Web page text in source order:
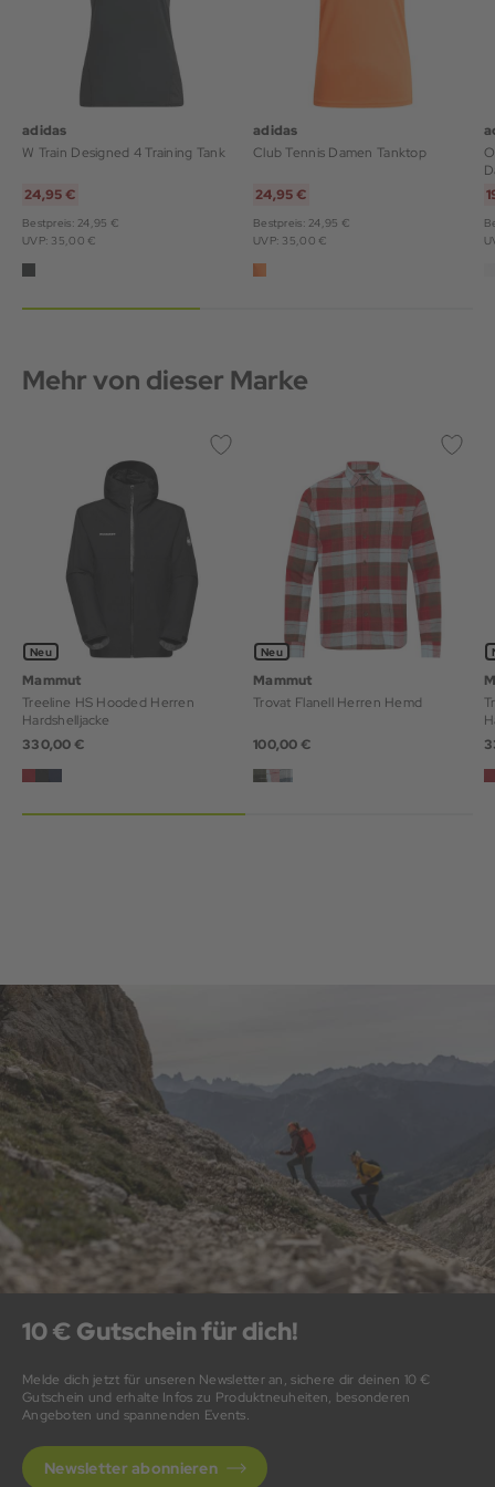
adidas
W Train Designed 4 Training Tank
24,95 €
Bestpreis: 24,95 €
UVP: 35,00 €
adidas
Club Tennis Damen Tanktop
24,95 €
Bestpreis: 24,95 €
UVP: 35,00 €
Mehr von dieser Marke
Neu
Mammut
Treeline HS Hooded Herren
Hardshelljacke
330,00 €
Neu
Mammut
Trovat Flanell Herren Hemd
100,00 €
10 € Gutschein für dich!
Melde dich jetzt für unseren Newsletter an, sichere dir deinen 10 €
Gutschein und erhalte Infos zu Produktneuheiten, besonderen
Angeboten und spannenden Events.
Newsletter abonnieren